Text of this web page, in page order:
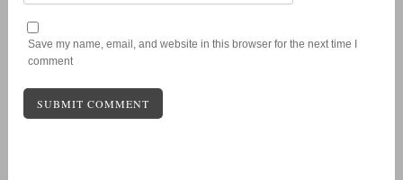
Save my name, email, and website in this browser for the next time I
comment